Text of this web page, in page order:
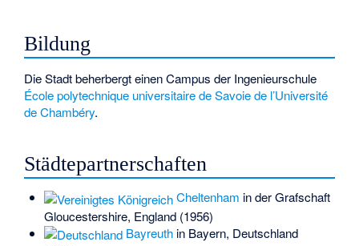
Bildung
Die Stadt beherbergt einen Campus der Ingenieurschule
École polytechnique universitaire de Savoie de l’Université
de Chambéry.
Städtepartnerschaften
Cheltenham in der Grafschaft
Gloucestershire, England (1956)
Bayreuthin Bayern, Deutschland